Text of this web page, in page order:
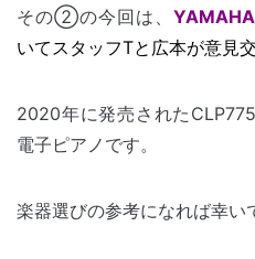
その②の今回は、
いてスタッフTと広本が意見
2020年に発売された
電子ピアノです。
楽器選びの参考になれば幸い